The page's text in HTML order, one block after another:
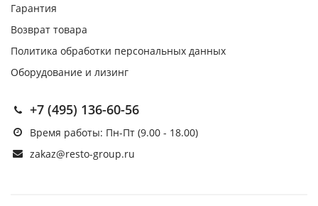
Гарантия
Возврат товара
Политика обработки персональных данных
Оборудование и лизинг
+7 (495) 136-60-56
Время работы: Пн-Пт (9.00 - 18.00)
zakaz@resto-group.ru